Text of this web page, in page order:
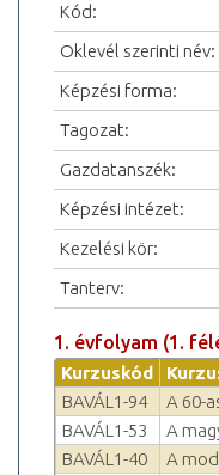
Kód:
Oklevél szerinti név:
Képzési forma:
Tagozat:
Gazdatanszék:
Képzési intézet:
Kezelési kör:
Tanterv:
1. évfolyam (1.
Kurzuskód
BAVÁL1-94
A 60-
BAVÁL1-53
A
BAVÁL1-40
A